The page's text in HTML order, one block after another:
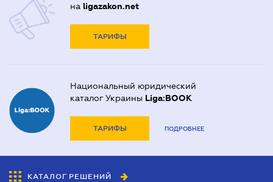
на ligazakon.net
ТАРИФЫ
Национальный юридический
каталог Украины Liga:BOOK
ТАРИФЫ ПОДРОБНЕЕ
КАТАЛОГ РЕШЕНИЙ